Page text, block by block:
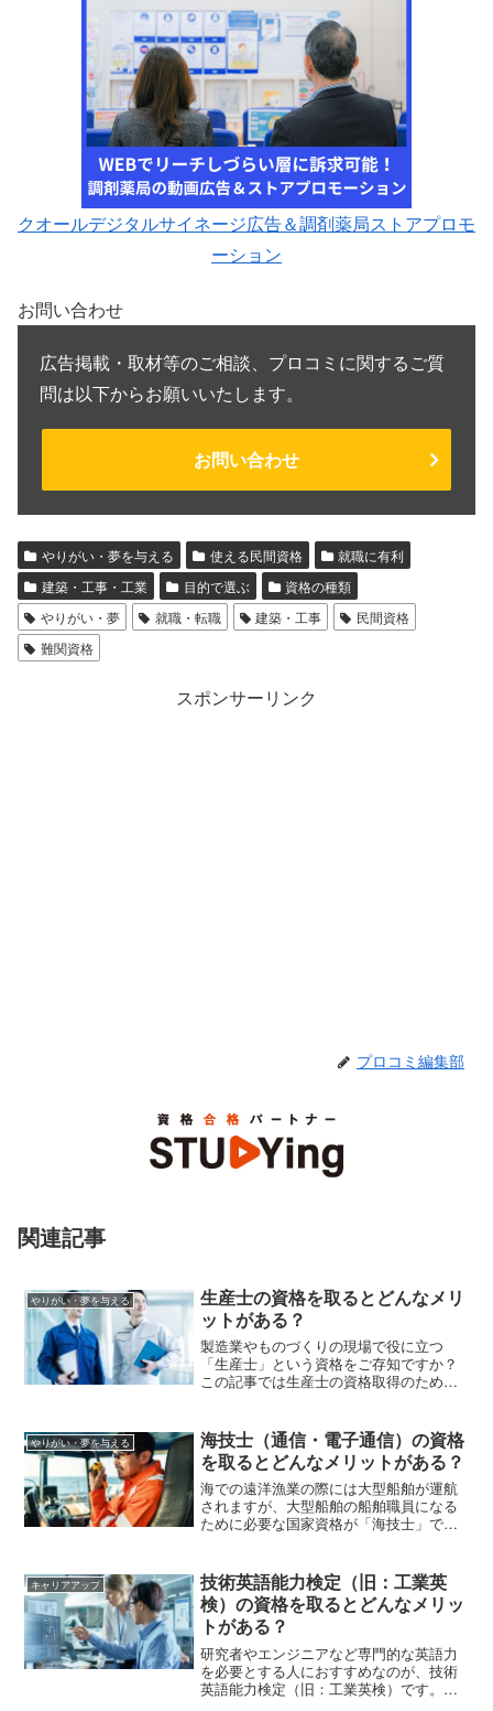
クオールデジタルサイネージ広告＆調剤薬局ストアプロモ
ーション
お問い合わせ
広告掲載・取材等のご相談、プロコミに関するご質
問は以下からお願いいたします。
お問い合わせ
やりがい・夢を与える 使える民間資格
就職に有利
建築・工事・工業
目的で選ぶ
資格の種類
やりがい・夢
就職・転職 建築・工事
民間資格
難関資格
スポンサーリンク
プロコミ編集部
関連記事
やりがい・夢を与える
生産士の資格を取るとどんなメリ
ットがある？
製造業やものづくりの現場で役に立つ
「生産士」という資格をご存知ですか？
この記事では生産士の資格取得のために
やりがい・夢を与える
海技士（通信・電子通信）の資格
を取るとどんなメリットがある？
海での遠洋漁業の際には大型船舶が運航
されますが、大型船舶の船舶職員になる
ために必要な国家資格が「海技士」で
信を専門とする海技士について、仕事内
容や資格の取得方法などを紹介していき
ます。
キャリアアップ
技術英語能力検定（旧：工業英
検）の資格を取るとどんなメリッ
トがある？
研究者やエンジニアなど専門的な英語力
を必要とする人におすすめなのが、技術
英語能力検定（旧：工業英検）です。科